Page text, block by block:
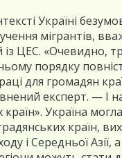
Україні
мігрантів,
із ЦЕС. «Очевидно,
порядку
для громадян
експерт. — І
Україна
країн,
і Середньої Азії,